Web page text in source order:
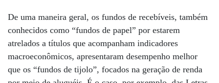
De uma maneira geral, os fundos de recebíveis, também
conhecidos como “fundos de papel” por estarem
atrelados a títulos que acompanham indicadores
macroeconômicos, apresentaram desempenho melhor
que os “fundos de tijolo”, focados na geração de renda